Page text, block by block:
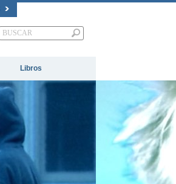
Libros